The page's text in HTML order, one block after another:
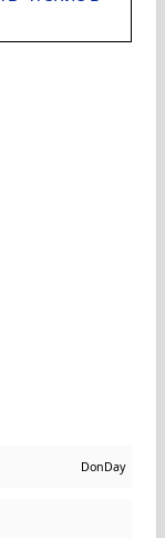
DonDay